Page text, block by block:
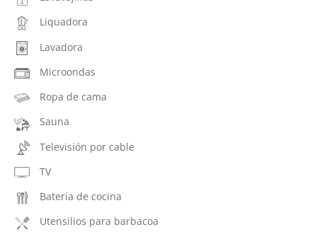
Liquadora
Lavadora
Microondas
Ropa de cama
Sauna
Televisión por cable
TV
Batería de cocina
Utensilios para barbacoa